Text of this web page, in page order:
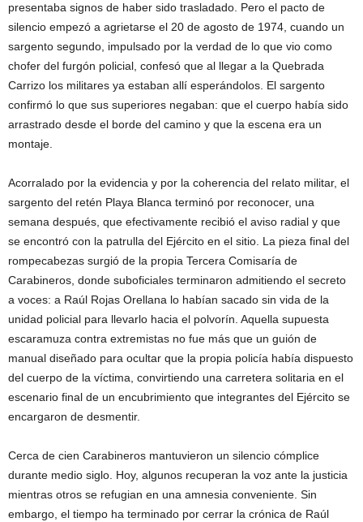
presentaba signos de haber sido trasladado. Pero el pacto de
silencio empezó a agrietarse el 20 de agosto de 1974, cuando un
sargento segundo, impulsado por la verdad de lo que vio como
chofer del furgón policial, confesó que al llegar a la Quebrada
Carrizo los militares ya estaban allí esperándolos. El sargento
confirmó lo que sus superiores negaban: que el cuerpo había sido
arrastrado desde el borde del camino y que la escena era un
montaje.
Acorralado por la evidencia y por la coherencia del relato militar, el
sargento del retén Playa Blanca terminó por reconocer, una
semana después, que efectivamente recibió el aviso radial y que
se encontró con la patrulla del Ejército en el sitio. La pieza final del
rompecabezas surgió de la propia Tercera Comisaría de
Carabineros, donde suboficiales terminaron admitiendo el secreto
a voces: a Raúl Rojas Orellana lo habían sacado sin vida de la
unidad policial para llevarlo hacia el polvorín. Aquella supuesta
escaramuza contra extremistas no fue más que un guión de
manual diseñado para ocultar que la propia policía había dispuesto
del cuerpo de la víctima, convirtiendo una carretera solitaria en el
escenario final de un encubrimiento que integrantes del Ejército se
encargaron de desmentir.
Cerca de cien Carabineros mantuvieron un silencio cómplice
durante medio siglo. Hoy, algunos recuperan la voz ante la justicia
mientras otros se refugian en una amnesia conveniente. Sin
embargo, el tiempo ha terminado por cerrar la crónica de Raúl